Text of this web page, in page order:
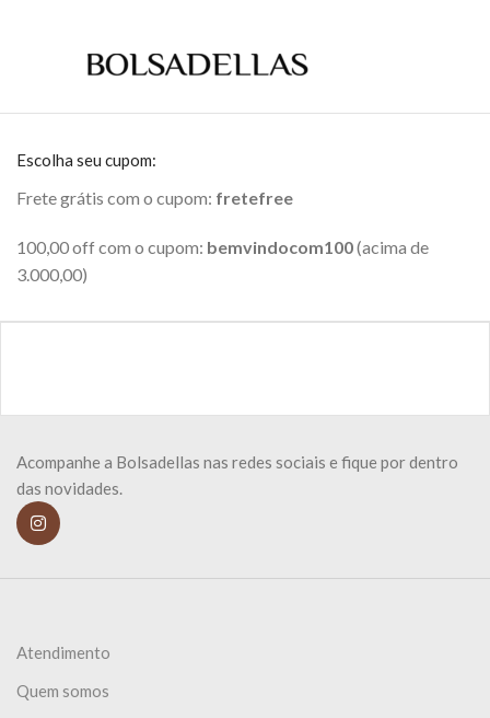
Escolha seu cupom:
Frete grátis com o cupom: fretefree
100,00 off com o cupom: bemvindocom100(acima de
3.000,00)
Acompanhe a Bolsadellas nas redes sociais e fique por dentro
das novidades.
Atendimento
Quem somos